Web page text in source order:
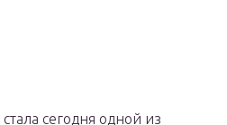
сегодня одной из